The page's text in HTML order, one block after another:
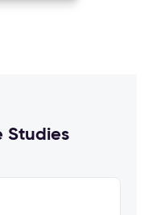
Studies